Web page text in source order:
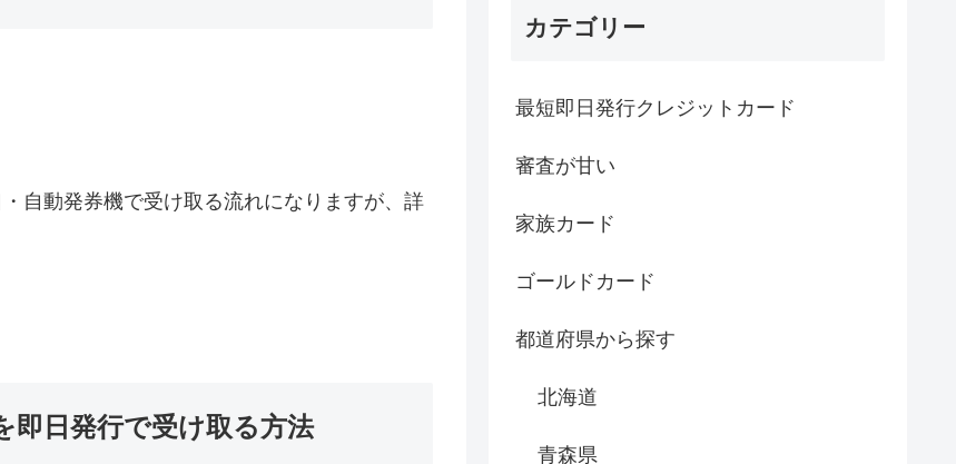
自動発券機で受け取る流れになりますが、詳
即日発行で受け取る方法
カテゴリー
最短即日発行クレジットカード
審査が甘い
家族カード
ゴールドカード
都道府県から探す
北海道
青森県